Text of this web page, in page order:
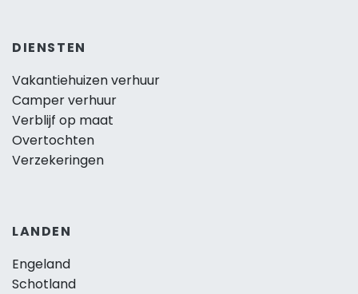
DIENSTEN
Vakantiehuizen verhuur
Camper verhuur
Verblijf op maat
Overtochten
Verzekeringen
LANDEN
Engeland
Schotland